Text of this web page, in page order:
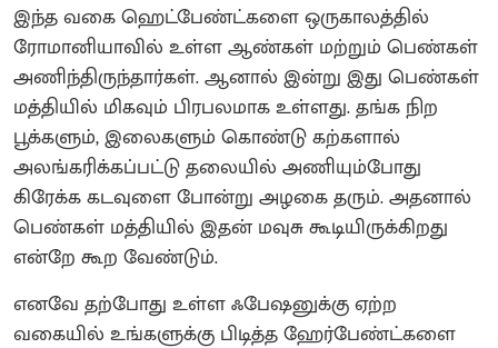
இந்த வகை ஹெட்பேண்ட்களை ஒருகாலத்தில்
ரோமானியாவில் உள்ள ஆண்கள் மற்றும் பெண்கள்
அணிந்திருந்தார்கள். ஆனால் இன்று இது பெண்கள்
மத்தியில் மிகவும் பிரபலமாக உள்ளது. தங்க நிற
பூக்களும், இலைகளும் கொண்டு கற்களால்
அலங்கரிக்கப்பட்டு தலையில் அணியும்போது
கிரேக்க கடவுளை போன்று அழகை தரும். அதனால்
பெண்கள் மத்தியில் இதன் மவுசு கூடியிருக்கிறது
என்றே கூற வேண்டும்.
எனவே தற்போது உள்ள ஃபேஷனுக்கு ஏற்ற
வகையில் உங்களுக்கு பிடித்த ஹேர்பேண்ட்களை